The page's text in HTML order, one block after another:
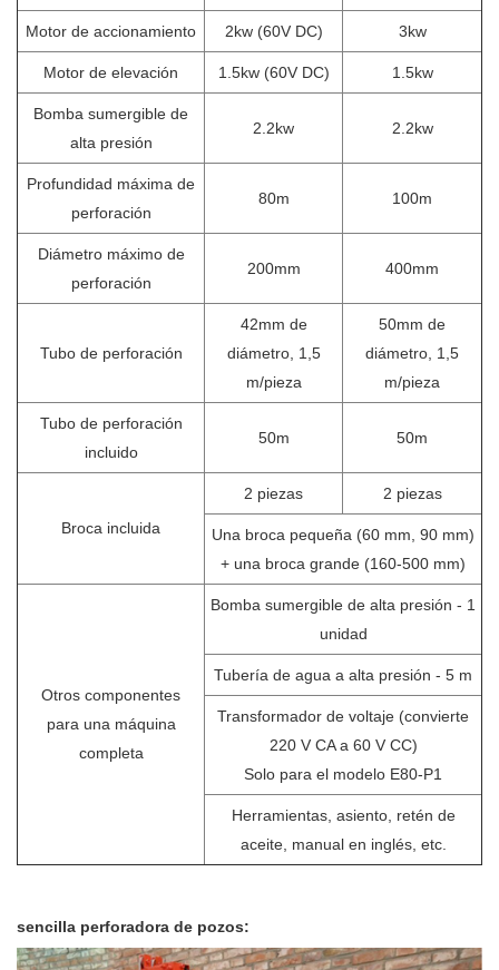
Motor de accionamiento 2kw (60V DC) 3kw
Motor de elevación 1.5kw (60V DC) 1.5kw
Bomba sumergible de
alta presión
2.2kw 2.2kw
Profundidad máxima de
perforación
80m 100m
Diámetro máximo de
perforación
200mm 400mm
Tubo de perforación
42mm de
diámetro, 1,5
m/pieza
50mm de
diámetro, 1,5
m/pieza
Tubo de perforación
incluido
50m 50m
Broca incluida
2 piezas 2 piezas
Una broca pequeña (60 mm, 90 mm)
+ una broca grande (160-500 mm)
Otros componentes
para una máquina
completa
Bomba sumergible de alta presión - 1
unidad
Tubería de agua a alta presión - 5 m
Transformador de voltaje (convierte
220 V CA a 60 V CC)
Solo para el modelo E80-P1
Herramientas, asiento, retén de
aceite, manual en inglés, etc.
sencilla perforadora de pozos: